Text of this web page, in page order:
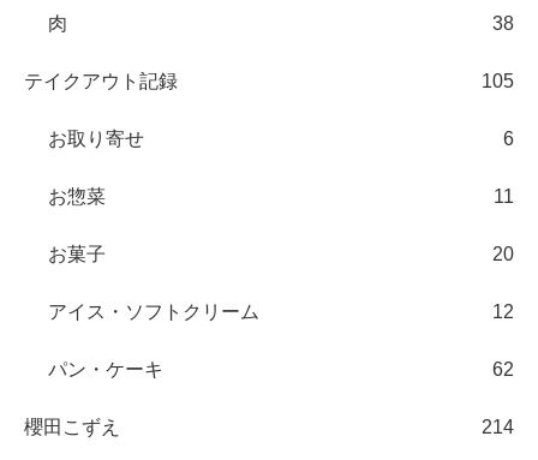
肉 38
テイクアウト記録 105
お取り寄せ 6
お惣菜 11
お菓子 20
アイス・ソフトクリーム 12
パン・ケーキ 62
櫻田こずえ 214